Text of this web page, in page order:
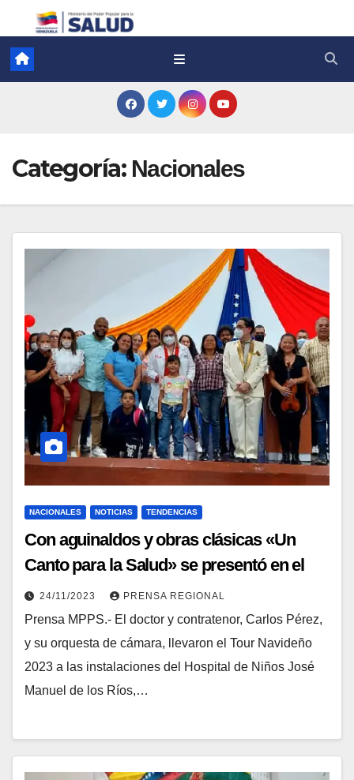
Categoría: Nacionales
NACIONALES NOTICIAS TENDENCIAS
Con aguinaldos y obras clásicas «Un
Canto para la Salud» se presentó en el
JM de los Ríos
24/11/2023 PRENSA REGIONAL
Prensa MPPS.- El doctor y contratenor, Carlos Pérez,
y su orquesta de cámara, llevaron el Tour Navideño
2023 a las instalaciones del Hospital de Niños José
Manuel de los Ríos,…